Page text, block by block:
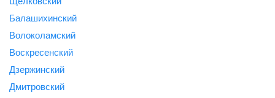
Балашихинский
Волоколамский
Воскресенский
Дзержинский
Дмитровский